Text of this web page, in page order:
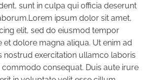
sunt in culpa qui officia deserunt
ipsum dolor sit amet,
elit, sed do eiusmod tempor
et dolore magna aliqua. Ut enim ad
nostrud exercitation ullamco laboris
commodo consequat. Duis aute irure